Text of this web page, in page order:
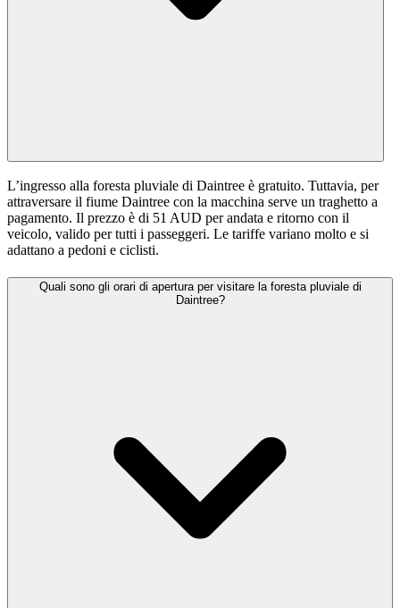
L’ingresso alla foresta pluviale di Daintree è gratuito. Tuttavia, per
attraversare il fiume Daintree con la macchina serve un traghetto a
pagamento. Il prezzo è di 51 AUD per andata e ritorno con il
veicolo, valido per tutti i passeggeri. Le tariffe variano molto e si
adattano a pedoni e ciclisti.
Quali sono gli orari di apertura per visitare la foresta pluviale di
Daintree?